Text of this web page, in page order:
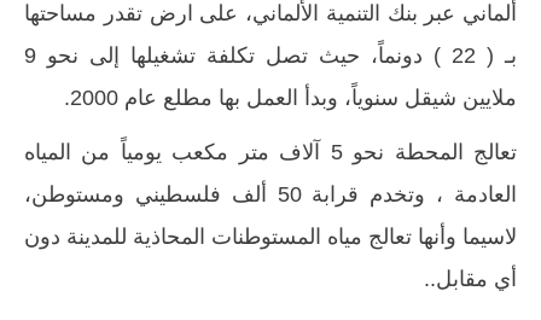
ألماني عبر بنك التنمية الألماني، على ارض تقدر مساحتها
بـ ( 22 ) دونماً، حيث تصل تكلفة تشغيلها إلى نحو 9
ملايين شيقل سنوياً، وبدأ العمل بها مطلع عام 2000.
تعالج المحطة نحو 5 آلاف متر مكعب يومياً من المياه
العادمة ، وتخدم قرابة 50 ألف فلسطيني ومستوطن،
لاسيما وأنها تعالج مياه المستوطنات المحاذية للمدينة دون
أي مقابل..